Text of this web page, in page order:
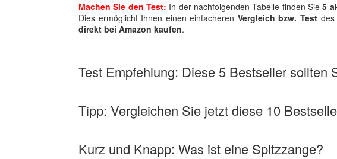
Machen Sie den Test: In der nachfolgenden Tabelle finden Sie 5
Dies ermöglicht Ihnen einen einfacheren Vergleich bzw. Testdes
direkt bei Amazon kaufen.
Test Empfehlung: Diese 5 Bestseller sollten
Tipp: Vergleichen Sie jetzt diese 10
Kurz und Knapp: Was ist eine Spitzzange?